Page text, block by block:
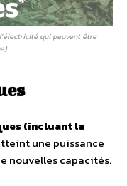
qui peuvent être
(incluant la
une puissance
nouvelles capacités.